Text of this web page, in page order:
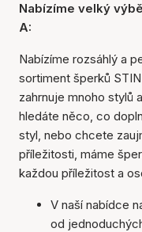
Nabízíme velký
A:
Nabízíme rozsáhlý a
sortiment šperků
zahrnuje mnoho stylů
hledáte něco, co
styl, nebo chcete
příležitosti, máme
každou příležitost a
V naší nabídce
od